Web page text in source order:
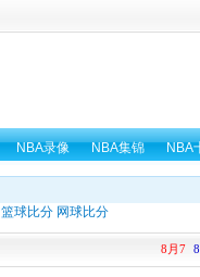
NBA录像 NBA集锦 NBA
篮球比分 网球比分